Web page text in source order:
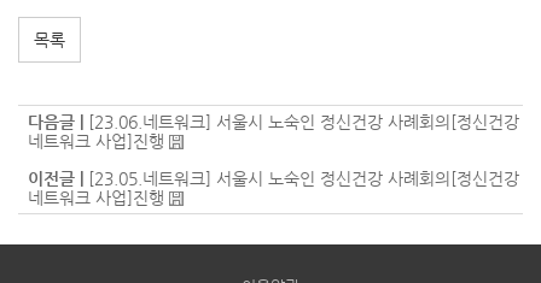
목록
다음글 | [23.06.네트워크] 서울시 노숙인 정신건강 사례회의[정신건강
네트워크 사업]진행
이전글 | [23.05.네트워크] 서울시 노숙인 정신건강 사례회의[정신건강
네트워크 사업]진행